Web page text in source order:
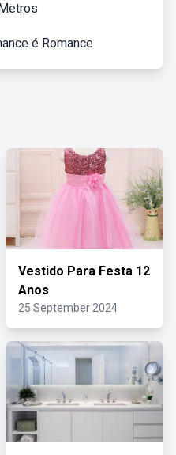
é Romance
Vestido Para Festa 12
Anos
25 September 2024